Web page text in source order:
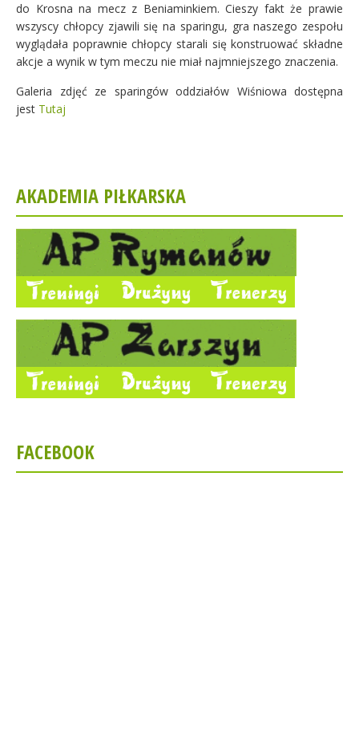
do Krosna na mecz z Beniaminkiem. Cieszy fakt że prawie
wszyscy chłopcy zjawili się na sparingu, gra naszego zespołu
wyglądała poprawnie chłopcy starali się konstruować składne
akcje a wynik w tym meczu nie miał najmniejszego znaczenia.
Galeria zdjęć ze sparingów oddziałów Wiśniowa dostępna
jest Tutaj
AKADEMIA PIŁKARSKA
FACEBOOK